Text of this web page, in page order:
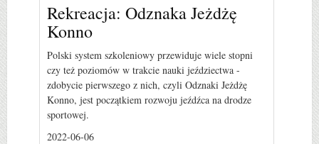
Rekreacja: Odznaka Jeżdżę
Konno
Polski system szkoleniowy przewiduje wiele stopni
czy też poziomów w trakcie nauki jeździectwa -
zdobycie pierwszego z nich, czyli Odznaki Jeżdżę
Konno, jest początkiem rozwoju jeźdźca na drodze
sportowej.
2022-06-06